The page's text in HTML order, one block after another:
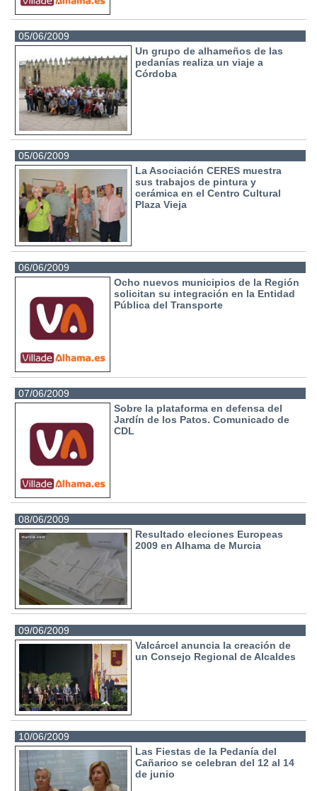
05/06/2009
Un grupo de alhameños de las
pedanías realiza un viaje a
Córdoba
05/06/2009
La Asociación CERES muestra
sus trabajos de pintura y
cerámica en el Centro Cultural
Plaza Vieja
06/06/2009
Ocho nuevos municipios de la Región
solicitan su integración en la Entidad
Pública del Transporte
07/06/2009
Sobre la plataforma en defensa del
Jardín de los Patos. Comunicado de
CDL
08/06/2009
Resultado eleciones Europeas
2009 en Alhama de Murcia
09/06/2009
Valcárcel anuncia la creación de
un Consejo Regional de Alcaldes
10/06/2009
Las Fiestas de la Pedanía del
Cañarico se celebran del 12 al 14
de junio